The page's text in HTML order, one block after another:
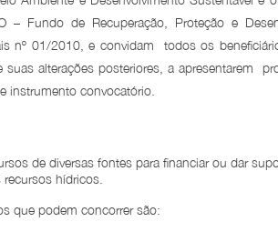
– Fundo de Recuperação, Proteção e
nº 01/2010, e convidam todos os
alterações posteriores, a apresentarem
instrumento convocatório.
de diversas fontes para financiar ou dar
hídricos.
que podem concorrer são: